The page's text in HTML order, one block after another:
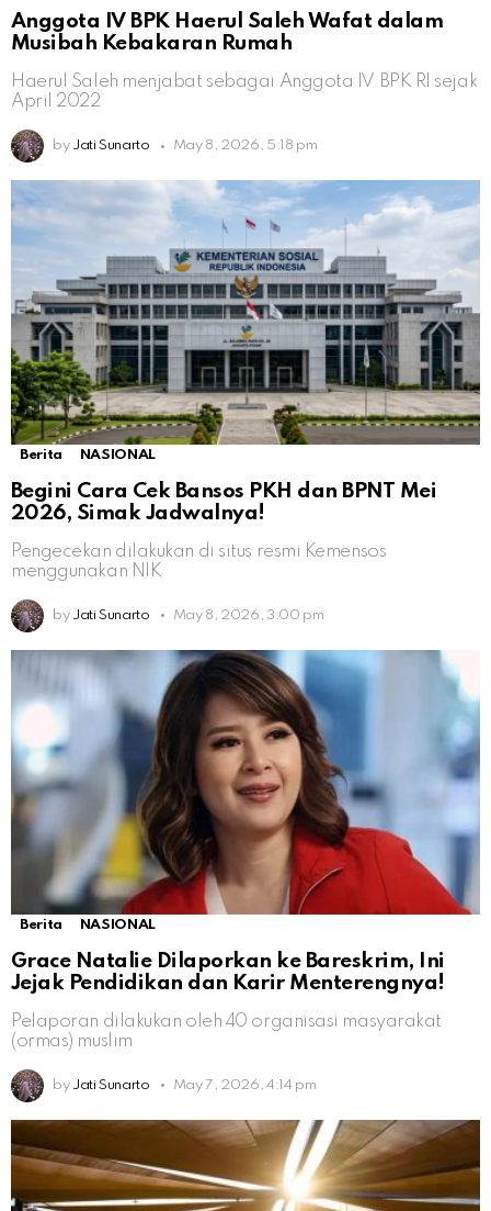
Anggota IV BPK Haerul Saleh Wafat dalam
Musibah Kebakaran Rumah
Haerul Saleh menjabat sebagai Anggota IV BPK RI sejak
April 2022
by Jati Sunarto May 8, 2026, 5:18 pm
Berita NASIONAL
Begini Cara Cek Bansos PKH dan BPNT Mei
2026, Simak Jadwalnya!
Pengecekan dilakukan di situs resmi Kemensos
menggunakan NIK
by Jati Sunarto May 8, 2026, 3:00 pm
Berita NASIONAL
Grace Natalie Dilaporkan ke Bareskrim, Ini
Jejak Pendidikan dan Karir Menterengnya!
Pelaporan dilakukan oleh 40 organisasi masyarakat
(ormas) muslim
by Jati Sunarto May 7, 2026, 4:14 pm